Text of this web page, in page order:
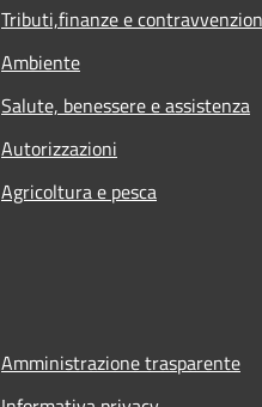
Tributi,finanze e
Ambiente
Salute, benessere e assistenza
Autorizzazioni
Agricoltura e pesca
Amministrazione trasparente